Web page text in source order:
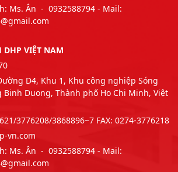
Ms. Ân - 0932588794 - Mail:
DHP VIỆT NAM
D4, Khu 1, Khu công nghiệp Sóng
Binh Duong, Thành phố Ho Chi Minh, Việt
3776208/3868896~7 FAX: 0274-3776218
vn.com
Ms. Ân - 0932588794 - Mail: